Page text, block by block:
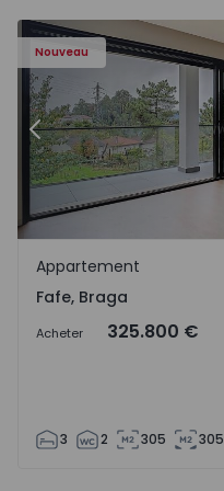
Nouveau
Précédent
Fafe, Braga
Appartement
Fafe, Braga
Acheter 325.800 €
3 2 305 305